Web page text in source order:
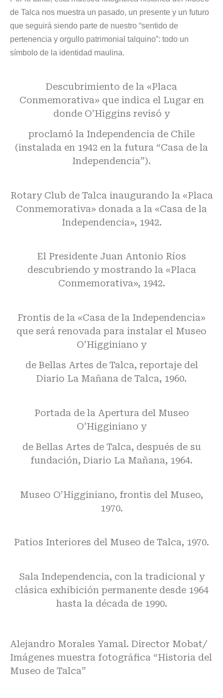
de Talca nos muestra un pasado, un presente y un futuro
que seguirá siendo parte de nuestro “sentido de
pertenencia y orgullo patrimonial talquino”: todo un
símbolo de la identidad maulina.
Descubrimiento de la «Placa
Conmemorativa» que indica el Lugar en
donde O’Higgins revisó y
proclamó la Independencia de Chile
(instalada en 1942 en la futura “Casa de la
Independencia”).
Rotary Club de Talca inaugurando la «Placa
Conmemorativa» donada a la «Casa de la
Independencia», 1942.
El Presidente Juan Antonio Ríos
descubriendo y mostrando la «Placa
Conmemorativa», 1942.
Frontis de la «Casa de la Independencia»
que será renovada para instalar el Museo
O’Higginiano y
de Bellas Artes de Talca, reportaje del
Diario La Mañana de Talca, 1960.
Portada de la Apertura del Museo
O’Higginiano y
de Bellas Artes de Talca, después de su
fundación, Diario La Mañana, 1964.
Museo O’Higginiano, frontis del Museo,
1970.
Patios Interiores del Museo de Talca, 1970.
Sala Independencia, con la tradicional y
clásica exhibición permanente desde 1964
hasta la década de 1990.
Alejandro Morales Yamal. Director Mobat/
Imágenes muestra fotográfica “Historia del
Museo de Talca”